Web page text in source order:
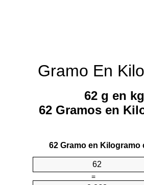
Gramo En
62 g en kg
62 Gramos en
62 Gramo en Kilogramo
=